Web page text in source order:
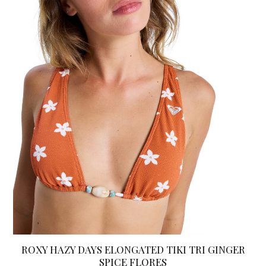
ROXY HAZY DAYS ELONGATED TIKI TRI GINGER
SPICE FLORES
gekozen
worden
op
de
productpagina